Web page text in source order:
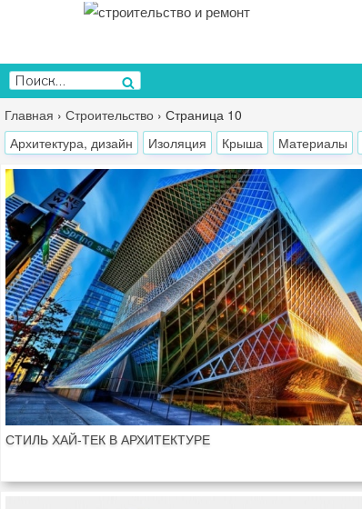
содержимому
Искать:
Поиск
Главная › Строительство › Страница 10
Архитектура, дизайн
Изоляция Крыша Материалы
СТИЛЬ ХАЙ-ТЕК В АРХИТЕКТУРЕ